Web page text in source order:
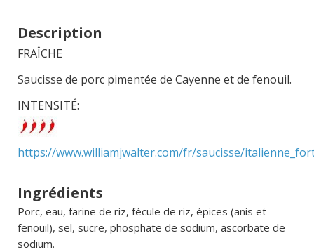
Description
FRAÎCHE
Saucisse de porc pimentée de Cayenne et de fenouil.
INTENSITÉ:
https://www.williamjwalter.com/fr/saucisse/
Ingrédients
Porc, eau, farine de riz, fécule de riz, épices (anis et
fenouil), sel, sucre, phosphate de sodium, ascorbate de
sodium.